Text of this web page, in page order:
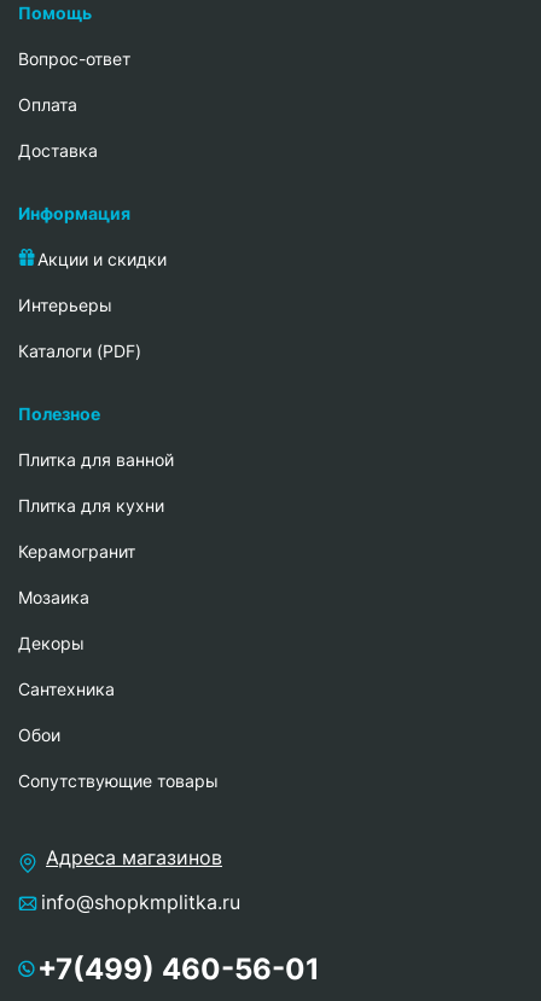
Помощь
Вопрос-ответ
Oплата
Доставка
Информация
Акции и скидки
Интерьеры
Каталоги (PDF)
Полезное
Плитка для ванной
Плитка для кухни
Керамогранит
Мозаика
Декоры
Сантехника
Обои
Сопутствующие товары
Адреса магазинов
info@shopkmplitka.ru
+7(499) 460-56-01